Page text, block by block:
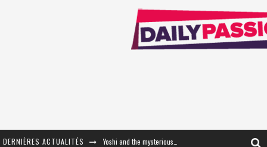
DERNIÈRES ACTUALITÉS